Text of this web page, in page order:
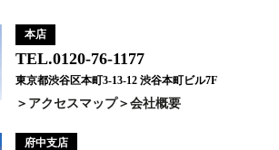
本店
TEL.0120-76-1177
東京都渋谷区本町3-13-12 渋谷本町ビル7F
アクセスマップ 会社概要
府中支店